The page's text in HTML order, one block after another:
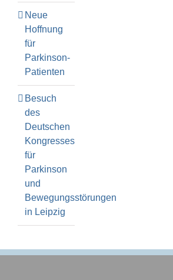
Neue
Hoffnung
für
Parkinson-
Patienten
Besuch
des
Deutschen
Kongresses
für
Parkinson
und
Bewegungsstörungen
in Leipzig